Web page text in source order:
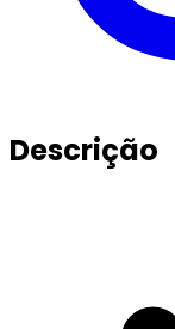
Descrição